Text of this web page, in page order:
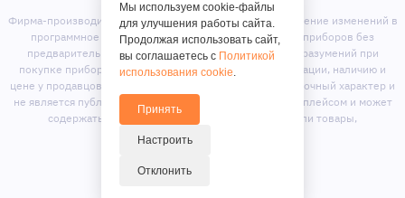
Фирма-производитель оставляет за собой право на внесение изменений в
программное обеспечение, дизайн и комплектацию приборов без
предварительного уведомления. Во избежание недоразумений при
покупке приборов уточняйте информацию о комплектации, наличию и
цене у продавцов. Вся информация на сайте носит справочный характер и
не является публичной офертой. Сайт является маркет-плейсом и может
содержать предложения сторонних продавцов или товары,
отсутствующие на складе магазина.
Мы используем cookie-файлы
для улучшения работы сайта.
Продолжая использовать сайт,
вы соглашаетесь с Политикой
использования cookie.
Принять
Настроить
Отклонить